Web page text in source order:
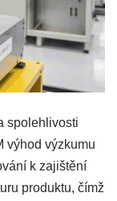
spolehlivosti
výhod výzkumu
k zajištění
produktu, čímž